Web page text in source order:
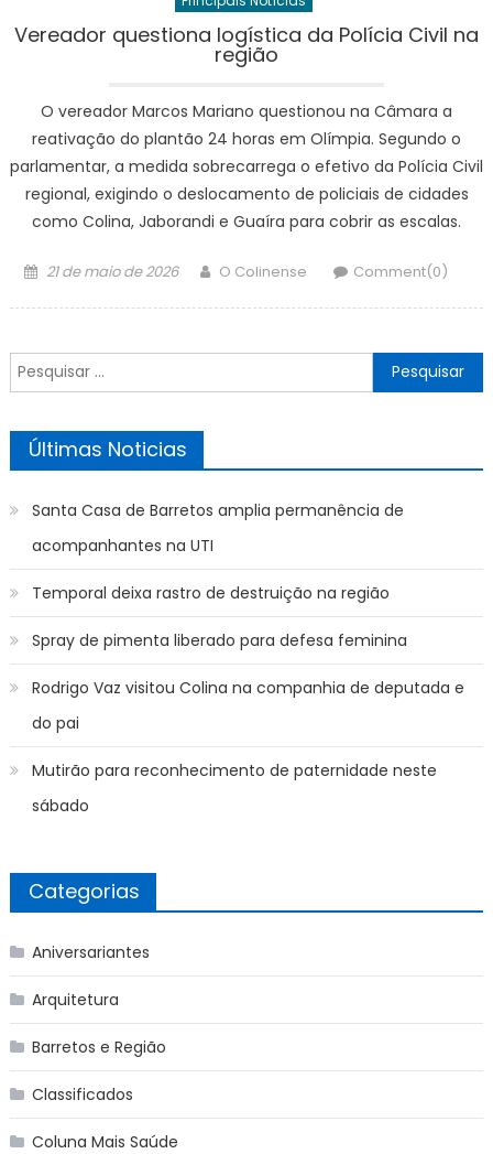
Vereador questiona logística da Polícia Civil na
região
O vereador Marcos Mariano questionou na Câmara a
reativação do plantão 24 horas em Olímpia. Segundo o
parlamentar, a medida sobrecarrega o efetivo da Polícia Civil
regional, exigindo o deslocamento de policiais de cidades
como Colina, Jaborandi e Guaíra para cobrir as escalas.
Posted
21 de maio de 2026 Author
O Colinense Comment(0)
Pesquisar
por:
Últimas Noticias
Santa Casa de Barretos amplia permanência de
acompanhantes na UTI
Temporal deixa rastro de destruição na região
Spray de pimenta liberado para defesa feminina
Rodrigo Vaz visitou Colina na companhia de deputada e
do pai
Mutirão para reconhecimento de paternidade neste
sábado
Categorias
Aniversariantes
Arquitetura
Barretos e Região
Classificados
Coluna Mais Saúde